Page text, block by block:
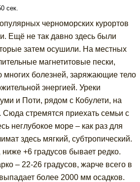
сек.
черноморских курортов
Ещё не так давно здесь были
затем осушили. На местных
магнетитовые пески,
болезней, заряжающие тело
энергией. Уреки
и Поти, рядом с Кобулети, на
Сюда стремятся приехать семьи с
неглубокое море – как раз для
здесь мягкий, субтропический.
+6 градусов бывает редко.
– 22-26 градусов, жарче всего в
более 2000 мм осадков.